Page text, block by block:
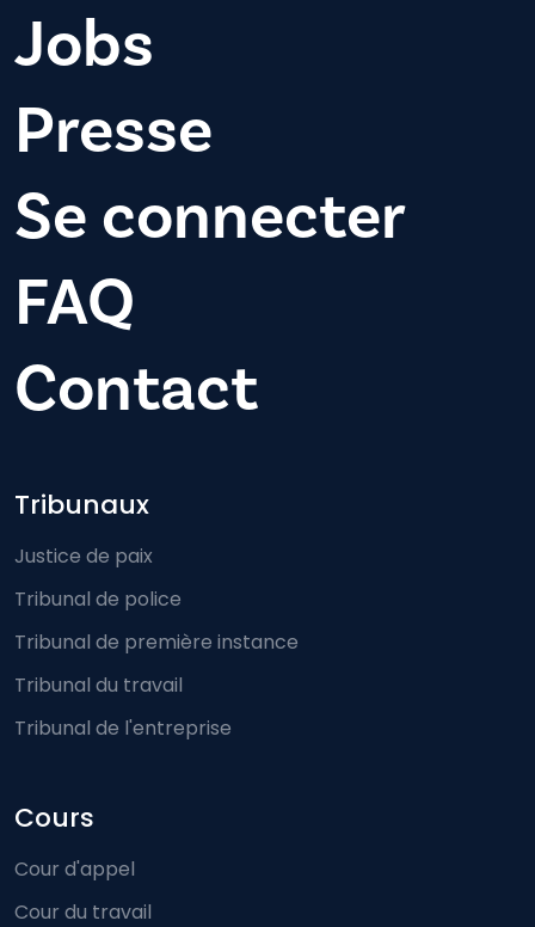
Jobs
Presse
Se connecter
FAQ
Contact
Footer-menu
Tribunaux
Justice de paix
Tribunal de police
Tribunal de première instance
Tribunal du travail
Tribunal de l'entreprise
Cours
Cour d'appel
Cour du travail